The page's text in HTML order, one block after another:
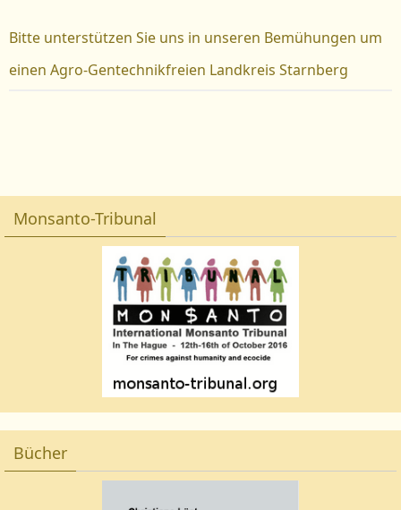
Bitte unterstützen Sie uns in unseren Bemühungen um
einen Agro-Gentechnikfreien Landkreis Starnberg
Monsanto-Tribunal
Bücher